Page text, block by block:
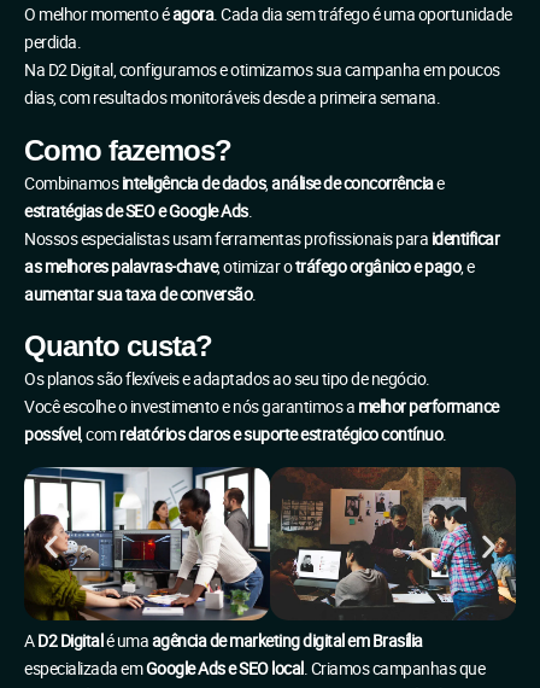
O melhor momento éagora. Cada dia sem tráfego é uma oportunidade
perdida.
Na D2 Digital, configuramos e otimizamos sua campanha em poucos
dias, com resultados monitoráveis desde a primeira semana.
Como fazemos?
Combinamosinteligência de dados, análise de concorrênciae
estratégias de SEO e Google Ads.
Nossos especialistas usam ferramentas profissionais para identificar
as melhores palavras-chave, otimizar otráfego orgânico e pago, e
aumentar sua taxa de conversão.
Quanto custa?
Os planos são flexíveis e adaptados ao seu tipo de negócio.
Você escolhe o investimento e nós garantimos a melhor performance
possível , comrelatórios claros e suporte estratégico contínuo.
AD2 Digital é umaagência de marketing digital em Brasília
especializada emGoogle Ads e SEO local . Criamos campanhas que